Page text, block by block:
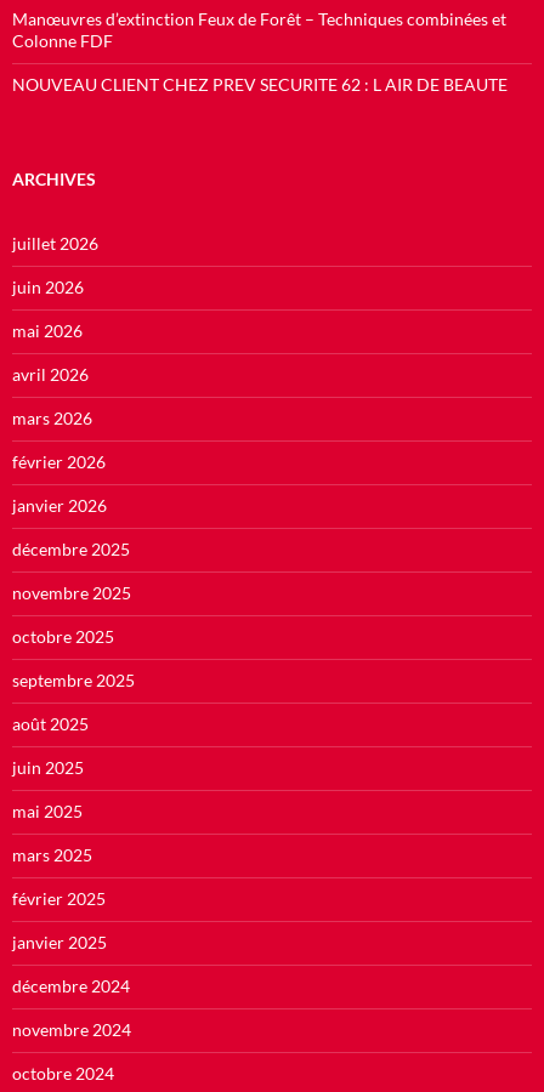
Manœuvres d’extinction Feux de Forêt – Techniques combinées et
Colonne FDF
NOUVEAU CLIENT CHEZ PREV SECURITE 62 : L AIR DE BEAUTE
ARCHIVES
juillet 2026
juin 2026
mai 2026
avril 2026
mars 2026
février 2026
janvier 2026
décembre 2025
novembre 2025
octobre 2025
septembre 2025
août 2025
juin 2025
mai 2025
mars 2025
février 2025
janvier 2025
décembre 2024
novembre 2024
octobre 2024